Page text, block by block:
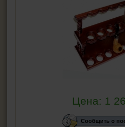
Цена: 1
Сообщить о